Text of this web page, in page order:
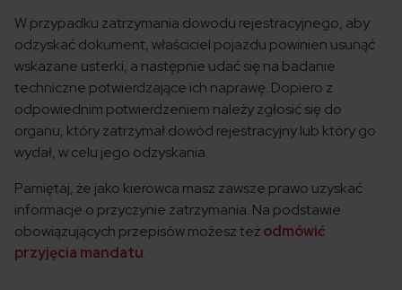
W przypadku zatrzymania dowodu rejestracyjnego, aby
odzyskać dokument, właściciel pojazdu powinien usunąć
wskazane usterki, a następnie udać się na badanie
techniczne potwierdzające ich naprawę. Dopiero z
odpowiednim potwierdzeniem należy zgłosić się do
organu, który zatrzymał dowód rejestracyjny lub który go
wydał, w celu jego odzyskania.
Pamiętaj, że jako kierowca masz zawsze prawo uzyskać
informacje o przyczynie zatrzymania. Na podstawie
obowiązujących przepisów możesz teżodmówić
przyjęcia mandatu.